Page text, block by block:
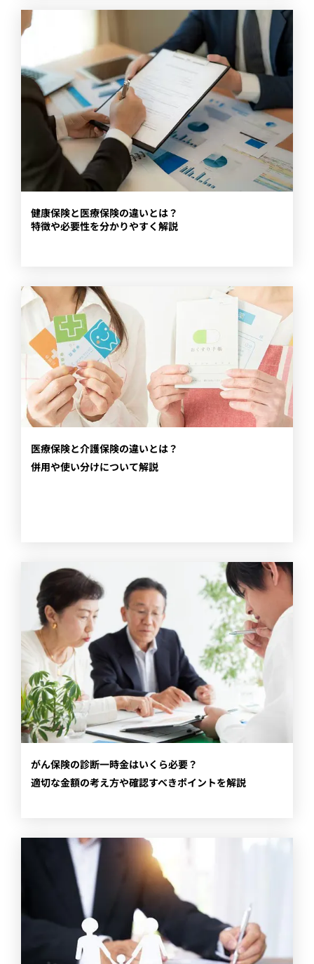
​健康保険と医療保険の違いとは？
特徴や必要性を分かりやすく解説
​医療保険と介護保険の違いとは？
併用や使い分けについて解説
​がん保険の診断一時金はいくら必要？
適切な金額の考え方や確認すべきポイントを解説